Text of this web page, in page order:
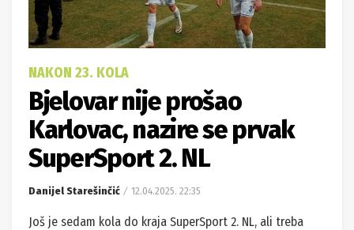
NAKON 23. KOLA
Bjelovar nije prošao
Karlovac, nazire se prvak
SuperSport 2. NL
Danijel Starešinčić 12.04.2025. 22:35
Još je sedam kola do kraja SuperSport 2. NL, ali treba